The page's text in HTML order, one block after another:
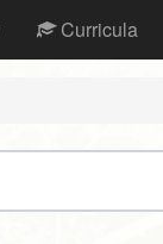
Curricula